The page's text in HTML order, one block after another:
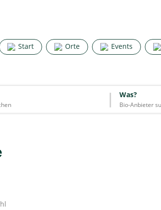
Start Orte Events
Was?
Start Orte Events
Was?